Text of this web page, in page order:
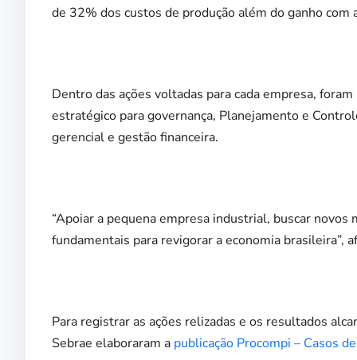
de 32% dos custos de produção além do ganho com
Dentro das ações voltadas para cada empresa,
estratégico para governança, Planejamento e
gerencial e gestão financeira.
“Apoiar a pequena empresa industrial, buscar
fundamentais para revigorar a economia brasileira”,
Para registrar as ações relizadas e os resultados
Sebrae elaboraram a publicação Procompi – Casos